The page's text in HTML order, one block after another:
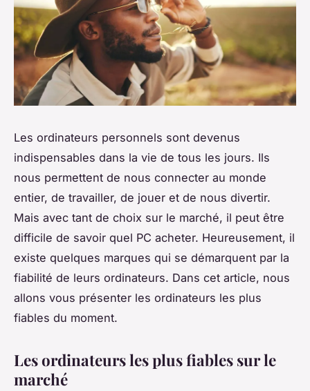
Les ordinateurs personnels sont devenus
indispensables dans la vie de tous les jours. Ils
nous permettent de nous connecter au monde
entier, de travailler, de jouer et de nous divertir.
Mais avec tant de choix sur le marché, il peut être
difficile de savoir quel PC acheter. Heureusement, il
existe quelques marques qui se démarquent par la
fiabilité de leurs ordinateurs. Dans cet article, nous
allons vous présenter les ordinateurs les plus
fiables du moment.
Les ordinateurs les plus fiables sur le
marché